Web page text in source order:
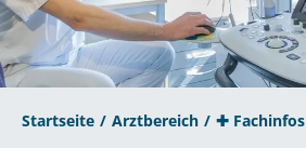
Startseite Arztbereich ✚ Fachinfos